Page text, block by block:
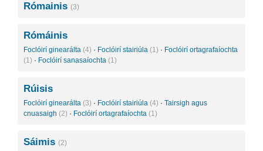
Rómainis (3)
Rómáinis
Foclóirí ginearálta (4) · Foclóirí stairiúla (1) · Foclóirí ortagrafaíochta
(1) · Foclóirí sanasaíochta (1)
Rúisis
Foclóirí ginearálta (3) · Foclóirí stairiúla (4) · Tairsigh agus
cnuasaigh (2) · Foclóirí ortagrafaíochta (1)
Sáimis (2)